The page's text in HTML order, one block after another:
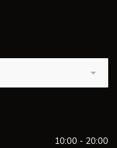
10:00 - 20:00